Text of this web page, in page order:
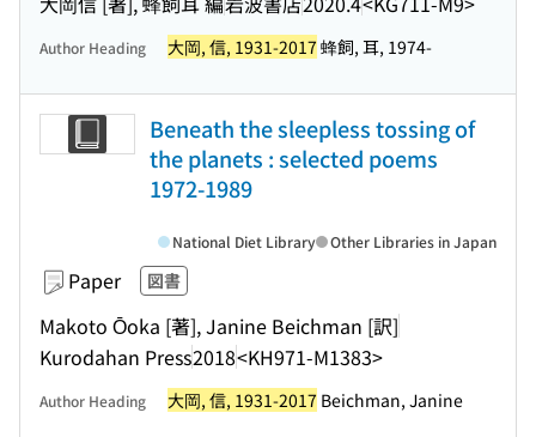
Author Heading 大岡, 信, 1931-2017 蜂飼, 耳, 1974-
Beneath the sleepless tossing of
the planets : selected poems
1972-1989
Paper 図書
Makoto Ōoka [著], Janine Beichman [訳]
Kurodahan Press2018<KH971-M1383>
National Diet Library Other Libraries in Japan
Author Heading 大岡, 信, 1931-2017 Beichman, Janine